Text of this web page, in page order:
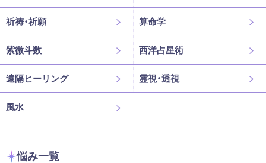
祈祷・祈願 算命学
紫微斗数 西洋占星術
遠隔ヒーリング 霊視・透視
風水
悩み一覧